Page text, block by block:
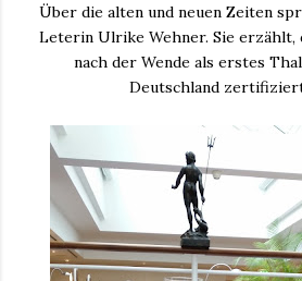
Über die alten und neuen Zeiten
Leterin Ulrike Wehner. Sie erzählt,
nach der Wende als erstes
Deutschland